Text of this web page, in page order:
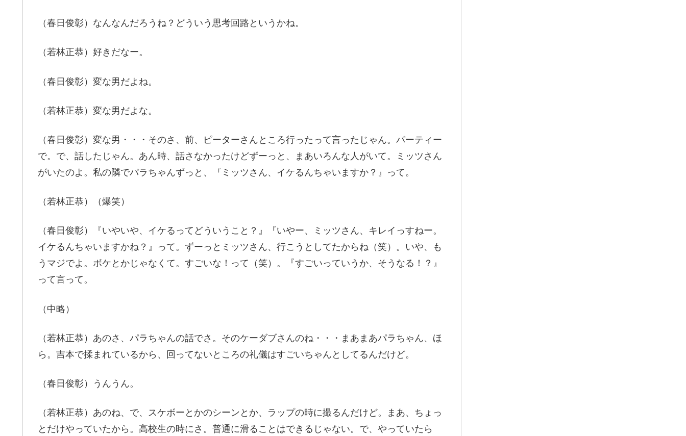
（春日俊彰）なんなんだろうね？どういう思考回路というかね。
（若林正恭）好きだなー。
（春日俊彰）変な男だよね。
（若林正恭）変な男だよな。
（春日俊彰）変な男・・・そのさ、前、ピーターさんところ行ったって言ったじゃん。パーティー
で。で、話したじゃん。あん時、話さなかったけどずーっと、まあいろんな人がいて。ミッツさん
がいたのよ。私の隣でパラちゃんずっと、『ミッツさん、イケるんちゃいますか？』って。
（若林正恭）（爆笑）
（春日俊彰）『いやいや、イケるってどういうこと？』『いやー、ミッツさん、キレイっすねー。
イケるんちゃいますかね？』って。ずーっとミッツさん、行こうとしてたからね（笑）。いや、も
うマジでよ。ボケとかじゃなくて。すごいな！って（笑）。『すごいっていうか、そうなる！？』
って言って。
（中略）
（若林正恭）あのさ、パラちゃんの話でさ。そのケーダブさんのね・・・まあまあパラちゃん、ほ
ら。吉本で揉まれているから、回ってないところの礼儀はすごいちゃんとしてるんだけど。
（春日俊彰）うんうん。
（若林正恭）あのね、で、スケボーとかのシーンとか、ラップの時に撮るんだけど。まあ、ちょっ
とだけやっていたから。高校生の時にさ。普通に滑ることはできるじゃない。で、やっていたら